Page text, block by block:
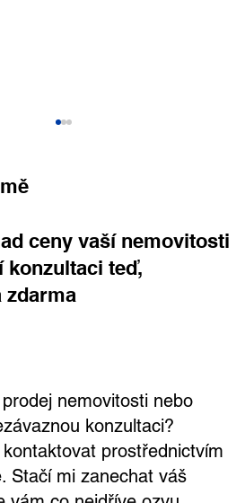
ceny vaší nemovitosti
konzultaci teď,
zdarma
nemovitosti nebo
konzultaci?
prostřednictvím
Stačí mi zanechat váš